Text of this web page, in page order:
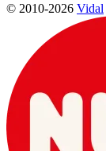
© 2010-2026 Vidal